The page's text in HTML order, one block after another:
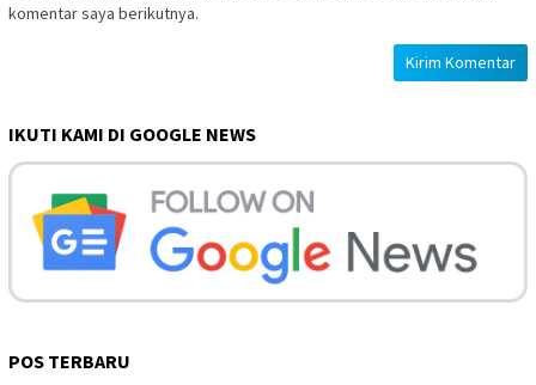
komentar saya berikutnya.
IKUTI KAMI DI GOOGLE NEWS
POS TERBARU